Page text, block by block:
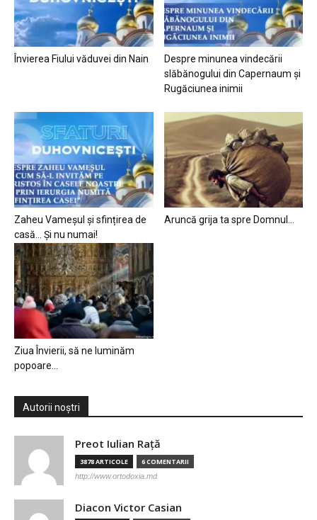
Învierea Fiului văduvei din Nain
Despre minunea vindecării
slăbănogului din Capernaum și
Rugăciunea inimii
Zaheu Vameșul și sfințirea de
casă… Și nu numai!
Aruncă grija ta spre Domnul…
Ziua Învierii, să ne luminăm
popoare…
Autorii noștri
Preot Iulian Raţă
3878 ARTICOLE 6 COMENTARII
http://www.ortodoxia.md
Diacon Victor Casian